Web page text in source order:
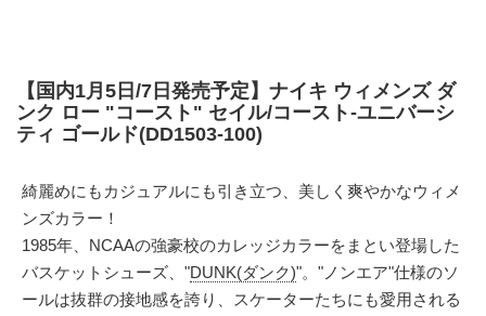
【国内1月5日/7日発売予定】ナイキ ウィメンズ ダ
ンク ロー "コースト" セイル/コースト-ユニバーシ
ティ ゴールド(DD1503-100)
綺麗めにもカジュアルにも引き立つ、美しく爽やかなウィメ
ンズカラー！
1985年、NCAAの強豪校のカレッジカラーをまとい登場した
バスケットシューズ、"DUNK(ダンク)"。"ノンエア"仕様のソ
ールは抜群の接地感を誇り、スケーターたちにも愛用される